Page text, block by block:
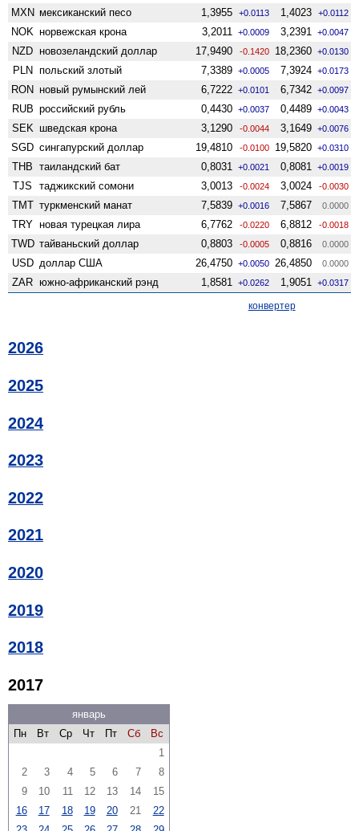
MXN мексиканский песо 1,3955 +0.0113 1,4023 +0.0112
NOK норвежская крона 3,2011 +0.0009 3,2391 +0.0047
NZD ново­зеландский доллар 17,9490 -0.1420 18,2360 +0.0130
PLN польский злотый 7,3389 +0.0005 7,3924 +0.0173
RON новый румынский лей 6,7222 +0.0101 6,7342 +0.0097
RUB российский рубль 0,4430 +0.0037 0,4489 +0.0043
SEK шведская крона 3,1290 -0.0044 3,1649 +0.0076
SGD сингапурский доллар 19,4810 -0.0100 19,5820 +0.0310
THB таиландский бат 0,8031 +0.0021 0,8081 +0.0019
TJS таджикский сомони 3,0013 -0.0024 3,0024 -0.0030
TMT туркменский манат 7,5839 +0.0016 7,5867 0.0000
TRY новая турецкая лира 6,7762 -0.0220 6,8812 -0.0018
TWD тайваньский доллар 0,8803 -0.0005 0,8816 0.0000
USD доллар США 26,4750 +0.0050 26,4850 0.0000
ZAR южно-африканский рэнд 1,8581 +0.0262 1,9051 +0.0317
конвертер
2026
2025
2024
2023
2022
2021
2020
2019
2018
2017
январь
Пн
Вт Ср Чт Пт Сб
Вс
1
2
3 4 5 6 7
8
9
10 11 12 13 14
15
16
17 18 19 20 21
22